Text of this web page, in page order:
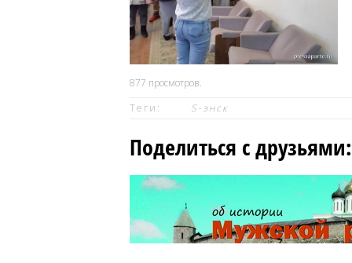
877 просмотров.
Теги:
S-энск
Поделиться с друзьями: